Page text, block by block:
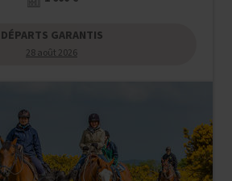
DÉPARTS GARANTIS
28 août 2026